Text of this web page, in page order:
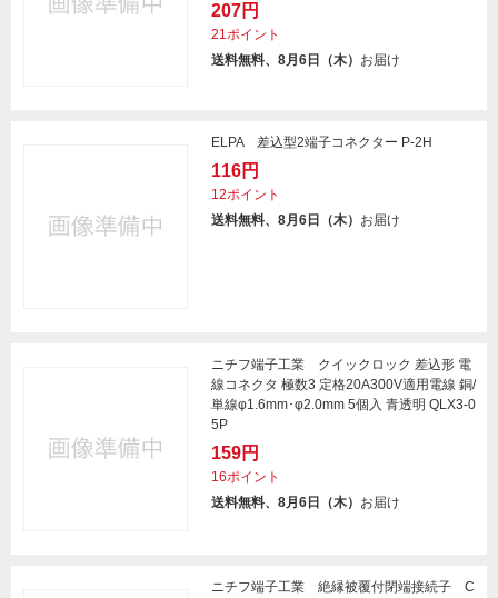
207円
21ポイント
送料無料、8月6日（木） お届け
ELPA 差込型2端子コネクター P-2H
116円
12ポイント
送料無料、8月6日（木） お届け
ニチフ端子工業 クイックロック 差込形 電
線コネクタ 極数3 定格20A300V適用電線 銅/
単線φ1.6mm･φ2.0mm 5個入 青透明 QLX3-0
5P
159円
16ポイント
送料無料、8月6日（木） お届け
ニチフ端子工業 絶縁被覆付閉端接続子 C